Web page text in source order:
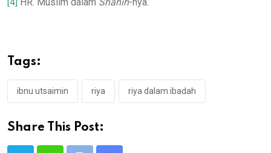
Tags:
ibnu utsaimin riya riya dalam ibadah
Share This Post: